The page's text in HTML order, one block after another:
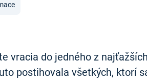
vracia do jedného z
postihovala všetkých, ktorí